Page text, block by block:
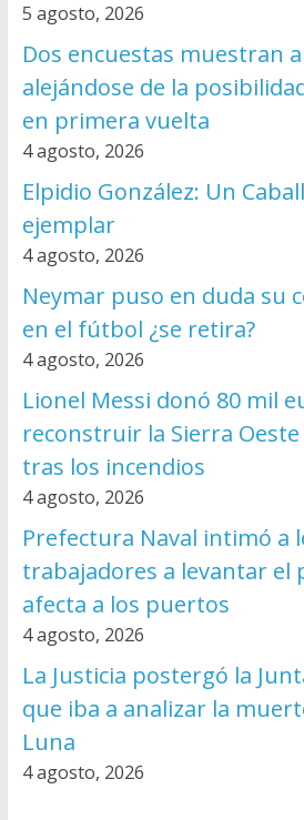
5 agosto, 2026
Dos encuestas muestran
alejándose de la
en primera vuelta
4 agosto, 2026
Elpidio González: Un
ejemplar
4 agosto, 2026
Neymar puso en duda su
en el fútbol ¿se retira?
4 agosto, 2026
Lionel Messi donó 80 mil
reconstruir la Sierra
tras los incendios
4 agosto, 2026
Prefectura Naval intimó a
trabajadores a levantar el
afecta a los puertos
4 agosto, 2026
La Justicia postergó la
que iba a analizar la
Luna
4 agosto, 2026